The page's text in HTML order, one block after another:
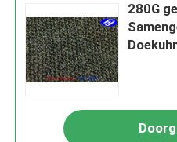
280G